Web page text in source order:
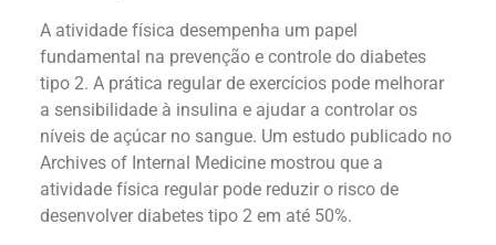
A atividade física desempenha um papel
fundamental na prevenção e controle do diabetes
tipo 2. A prática regular de exercícios pode melhorar
a sensibilidade à insulina e ajudar a controlar os
níveis de açúcar no sangue. Um estudo publicado no
Archives of Internal Medicine mostrou que a
atividade física regular pode reduzir o risco de
desenvolver diabetes tipo 2 em até 50%.